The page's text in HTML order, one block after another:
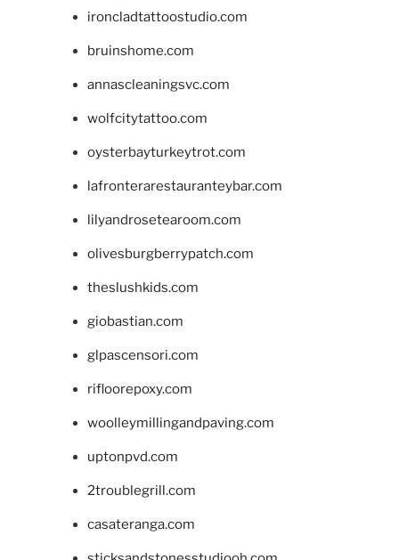
ironcladtattoostudio.com
bruinshome.com
annascleaningsvc.com
wolfcitytattoo.com
oysterbayturkeytrot.com
lafronterarestauranteybar.com
lilyandrosetearoom.com
olivesburgberrypatch.com
theslushkids.com
giobastian.com
glpascensori.com
rifloorepoxy.com
woolleymillingandpaving.com
uptonpvd.com
2troublegrill.com
casateranga.com